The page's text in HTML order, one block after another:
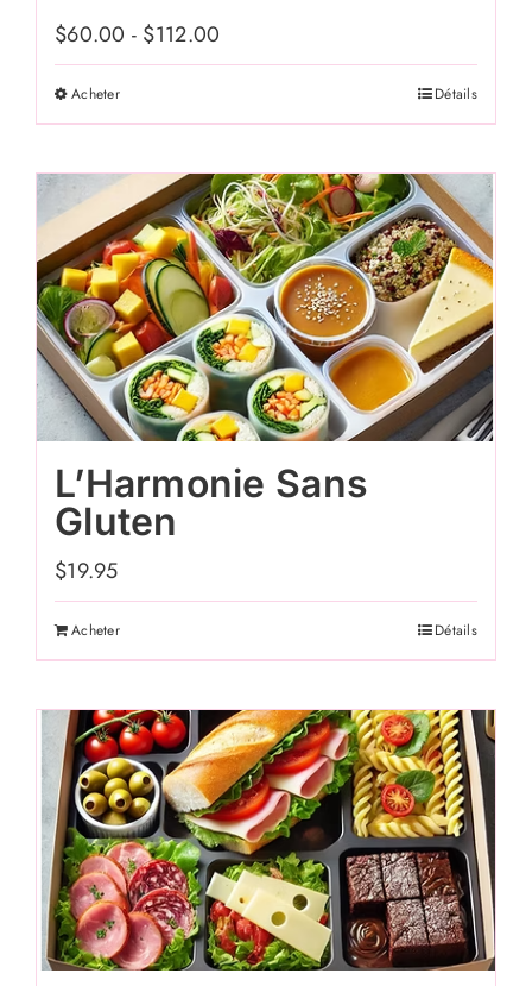
$60.00 - $112.00
AcheterCe
produit
a
plusieurs
variations.
Les
options
peuvent
être
choisies
la
page
produit
Détails
L’Harmonie Sans
Gluten
$19.95
Acheter Détails